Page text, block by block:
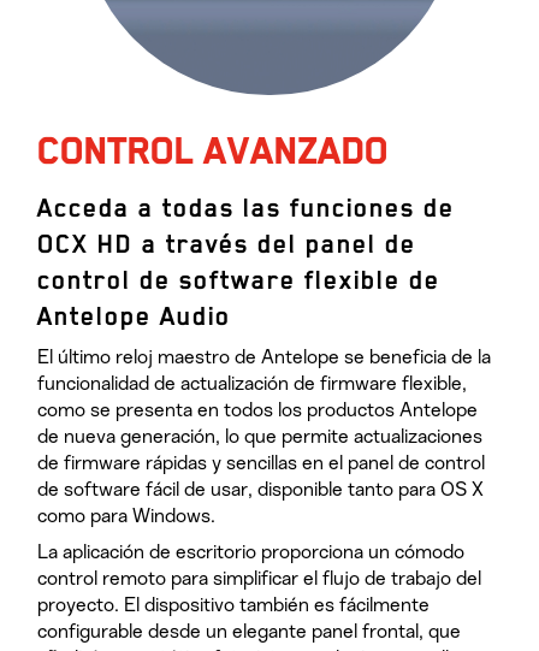
CONTROL AVANZADO
Acceda a todas las funciones de
OCX HD a través del panel de
control de software flexible de
Antelope Audio
El último reloj maestro de Antelope se beneficia de la
funcionalidad de actualización de firmware flexible,
como se presenta en todos los productos Antelope
de nueva generación, lo que permite actualizaciones
de firmware rápidas y sencillas en el panel de control
de software fácil de usar, disponible tanto para OS X
como para Windows.
La aplicación de escritorio proporciona un cómodo
control remoto para simplificar el flujo de trabajo del
proyecto. El dispositivo también es fácilmente
configurable desde un elegante panel frontal, que